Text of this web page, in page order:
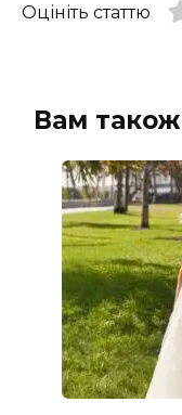
Оцініть статтю
Вам